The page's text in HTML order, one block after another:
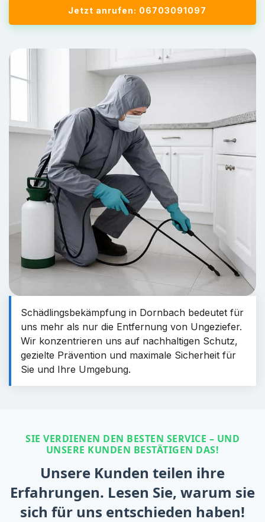
Jetzt anrufen: 06703091097
Schädlingsbekämpfung in Dornbach bedeutet für
uns mehr als nur die Entfernung von Ungeziefer.
Wir konzentrieren uns auf nachhaltigen Schutz,
gezielte Prävention und maximale Sicherheit für
Sie und Ihre Umgebung.
SIE VERDIENEN DEN BESTEN SERVICE – UND
UNSERE KUNDEN BESTÄTIGEN DAS!
Unsere Kunden teilen ihre
Erfahrungen. Lesen Sie, warum sie
sich für uns entschieden haben!